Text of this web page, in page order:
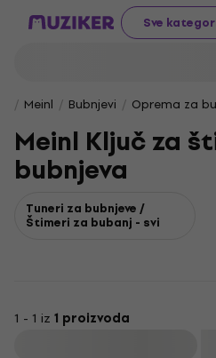
Sve
Meinl Bubnjevi Oprema za
Meinl Ključ za
bubnjeva
Tuneri za bubnjeve /
Štimeri za bubanj - svi
1 - 1 iz 1 proizvoda